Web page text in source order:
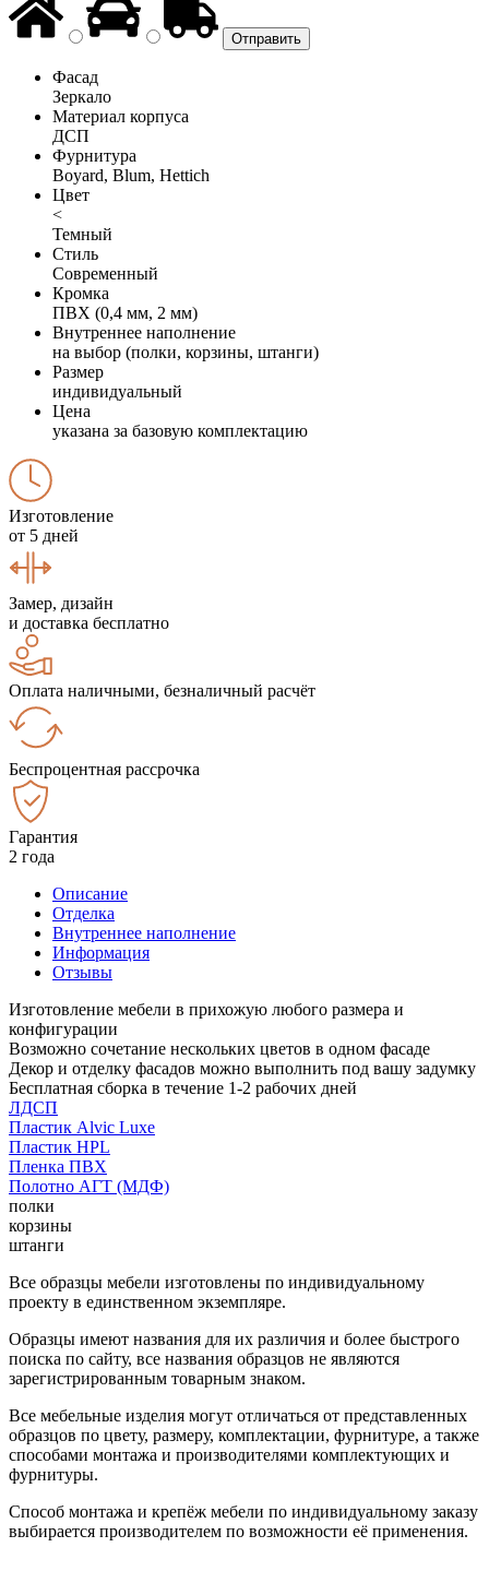
Фасад
Зеркало
Материал корпуса
ДСП
Фурнитура
Boyard, Blum, Hettich
Цвет
<
Темный
Стиль
Современный
Кромка
ПВХ (0,4 мм, 2 мм)
Внутреннее наполнение
на выбор (полки, корзины, штанги)
Размер
индивидуальный
Цена
указана за базовую комплектацию
Изготовление
от 5 дней
Замер, дизайн
и доставка бесплатно
Оплата наличными, безналичный расчёт
Беспроцентная рассрочка
Гарантия
2 года
Описание
Отделка
Внутреннее наполнение
Информация
Отзывы
Изготовление мебели в прихожую любого размера и
конфигурации
Возможно сочетание нескольких цветов в одном фасаде
Декор и отделку фасадов можно выполнить под вашу задумку
Бесплатная сборка в течение 1-2 рабочих дней
ЛДСП
Пластик Alvic Luxe
Пластик HPL
Пленка ПВХ
Полотно АГТ (МДФ)
полки
корзины
штанги
Все образцы мебели изготовлены по индивидуальному
проекту в единственном экземпляре.
Образцы имеют названия для их различия и более быстрого
поиска по сайту, все названия образцов не являются
зарегистрированным товарным знаком.
Все мебельные изделия могут отличаться от представленных
образцов по цвету, размеру, комплектации, фурнитуре, а также
способами монтажа и производителями комплектующих и
фурнитуры.
Способ монтажа и крепёж мебели по индивидуальному заказу
выбирается производителем по возможности её применения.